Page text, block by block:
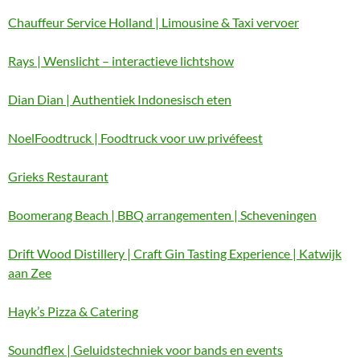
Chauffeur Service Holland | Limousine & Taxi vervoer
Rays | Wenslicht – interactieve lichtshow
Dian Dian | Authentiek Indonesisch eten
NoelFoodtruck | Foodtruck voor uw privéfeest
Grieks Restaurant
Boomerang Beach | BBQ arrangementen | Scheveningen
Drift Wood Distillery | Craft Gin Tasting Experience | Katwijk
aan Zee
Hayk’s Pizza & Catering
Soundflex | Geluidstechniek voor bands en events